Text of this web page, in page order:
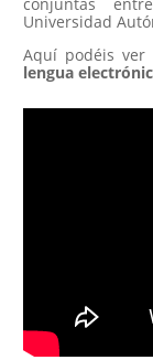
Universidad
Aquí podéis
lengua